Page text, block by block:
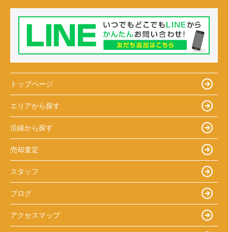
トップページ
エリアから探す
沿線から探す
売却査定
スタッフ
ブログ
アクセスマップ